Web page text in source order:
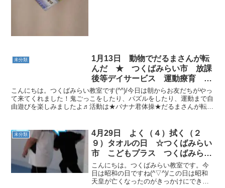
未分類
1月13日 動物でだるまさんが転
んだ ★ つくばみらい市 放課
後等デイサービス 運動療育 受
給者証 児童発達支援 発達支
援 こどもプラス つくばみらい
教室
こんにちは。つくばみらい教室です(^^)/今日は朝からお友だちがやっ
て来てくれました！鬼ごっこをしたり、パズルをしたり、運動まで自
由遊びを楽しみましたよ♬活動は★バナナ君体操★だるまさんが転ん
未分類
4月29日 よく（４）拭く（２
９）タオルの日 ☆つくばみらい
市 こどもプラス つくばみらい
教室 運動療育 運動遊び 放課
後等デイサービス 児童発達支
援 発達支援 受給者証
こんにちは。つくばみらい教室です。今
日は昭和の日ですね(^▽^)/この日は昭和
天皇が亡くなったのがきっかけにできた